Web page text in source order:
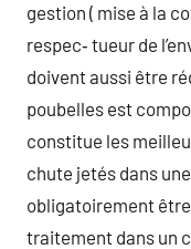
gestion ( mise à la
respec‑ tueur de
doivent aussi être
poubelles est
constitue les
chute jetés dans
obligatoirement
traitement dans un